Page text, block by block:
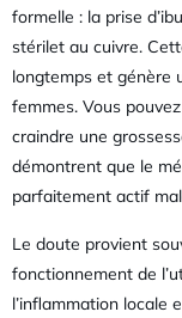
formelle : la prise
stérilet au cuivre.
longtemps et génère
femmes. Vous
craindre une
démontrent que le
parfaitement actif
Le doute provient
fonctionnement de
l’inflammation locale